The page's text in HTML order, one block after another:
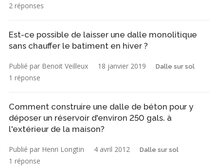
2 réponses
Est-ce possible de laisser une dalle monolitique
sans chauffer le batiment en hiver ?
Publié par Benoit Veilleux 18 janvier 2019 Dalle sur sol
1 réponse
Comment construire une dalle de béton pour y
déposer un réservoir d'environ 250 gals. à
l'extérieur de la maison?
Publié par Henri Longtin 4 avril 2012 Dalle sur sol
1 réponse